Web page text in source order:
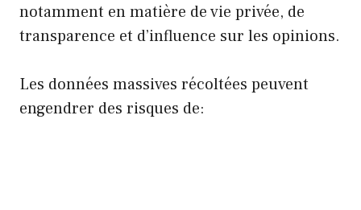
notamment en matière de vie privée, de
transparence et d’influence sur les opinions.
Les données massives récoltées peuvent
engendrer des risques de: